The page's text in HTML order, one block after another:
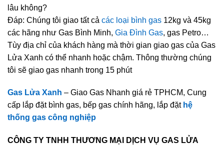
lâu không?
Đáp: Chúng tôi giao tất cả các loại bình gas 12kg và 45kg
các hãng như Gas Bình Minh, Gia Đình Gas, gas Petro…
Tùy địa chỉ của khách hàng mà thời gian giao gas của Gas
Lửa Xanh có thể nhanh hoặc chậm. Thông thường chúng
tôi sẽ giao gas nhanh trong 15 phút
Gas Lửa Xanh – Giao Gas Nhanh giá rẻ TPHCM, Cung
cấp lắp đặt bình gas, bếp gas chính hãng, lắp đặt hệ
thống gas công nghiệp
CÔNG TY TNHH THƯƠNG MẠI DỊCH VỤ GAS LỬA